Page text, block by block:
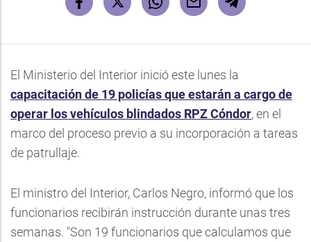
El Ministerio del Interior inició este lunes la
capacitación de 19 policías que estarán a cargo de
operar los vehículos blindados RPZ Cóndor, en el
marco del proceso previo a su incorporación a tareas
de patrullaje.
El ministro del Interior, Carlos Negro, informó que los
funcionarios recibirán instrucción durante unas tres
semanas. "Son 19 funcionarios que calculamos que